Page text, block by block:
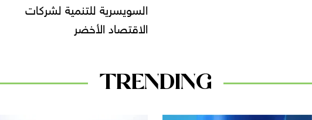
TRENDING